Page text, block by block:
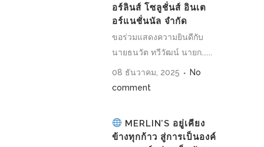
อร์ลินส์ โซลูชั่นส์ อินเต
อร์แนชั่นนัล จำกัด
ขอร่วมแสดงความยินดีกับ
นายธนวัต ทวีวัฒน์ นายก......
08 ธันวาคม, 2025
No
comment
MERLIN’S อยู่เคียง
ข้างทุกก้าว สู่การเป็นองค์